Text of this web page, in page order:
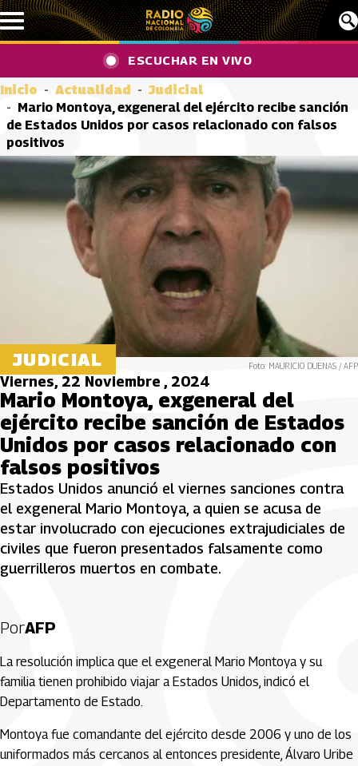
Pasar al contenido principal
ESCUCHAR EN VIVO
Inicio Actualidad
Judicial
Mario Montoya, exgeneral del ejército recibe sanción
de Estados Unidos por casos relacionado con falsos
positivos
JUDICIAL Foto: MAURICIO DUENAS / AFP
Viernes, 22 Noviembre , 2024
Mario Montoya, exgeneral del
ejército recibe sanción de Estados
Unidos por casos relacionado con
falsos positivos
Estados Unidos anunció el viernes sanciones contra
el exgeneral Mario Montoya, a quien se acusa de
estar involucrado con ejecuciones extrajudiciales de
civiles que fueron presentados falsamente como
guerrilleros muertos en combate.
PorAFP
La resolución implica que el exgeneral Mario Montoya y su
familia tienen prohibido viajar a Estados Unidos, indicó el
Departamento de Estado.
Montoya fue comandante del ejército desde 2006 y uno de los
uniformados más cercanos al entonces presidente, Álvaro Uribe